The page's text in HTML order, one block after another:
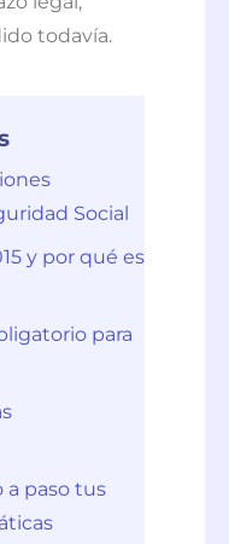
todavía.
Social
y por qué es
para
a paso tus